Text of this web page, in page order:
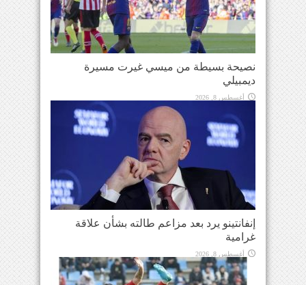
نصيحة بسيطة من ميسي غيرت مسيرة
ديمبيلي
أغسطس 8, 2026
إنفانتينو يرد بعد مزاعم طالته بشأن علاقة
غرامية
أغسطس 8, 2026